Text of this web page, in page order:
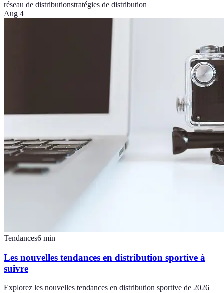
réseau de distributionstratégies de distribution
Aug 4
Tendances6 min
Les nouvelles tendances en distribution sportive à
suivre
Explorez les nouvelles tendances en distribution sportive de 2026